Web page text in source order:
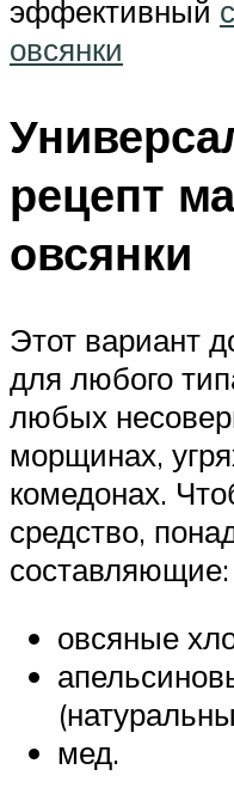
эффективный
овсянки
рецепт
овсянки
Этот вариант
для любого
любых
морщинах,
комедонах.
средство,
составляющие:
овсяные
мед.